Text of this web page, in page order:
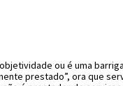
ou é uma
prestado”, ora que